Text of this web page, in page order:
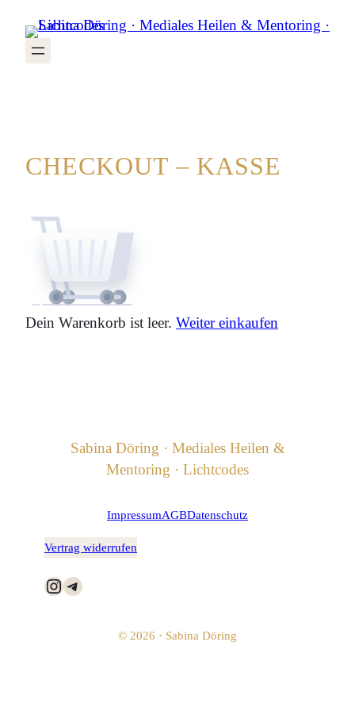
Inhalt
springen
CHECKOUT – KASSE
Dein Warenkorb ist leer. Weiter einkaufen
Sabina Döring · Mediales Heilen &
Mentoring · Lichtcodes
ImpressumAGBDatenschutz
Vertrag widerrufen
Instagram
Telegram
© 2026 · Sabina Döring